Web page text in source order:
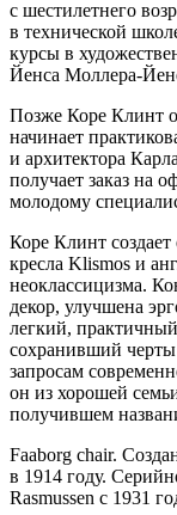
с шестилетнего
в технической
курсы в
Йенса Моллера-
Позже Коре Клинт
начинает
и архитектора
получает заказ на
молодому
Коре Клинт создает
кресла Klismos и
неоклассицизма.
декор, улучшена
легкий,
сохранивший черты
запросам
он из хорошей
получившем
Faaborg chair.
в 1914 году.
Rasmussen с 1931